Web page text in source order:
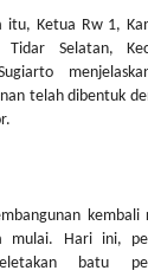
itu, Ketua Rw 1,
Tidar Selatan,
telah dibentuk
mulai. Hari ini,
batu